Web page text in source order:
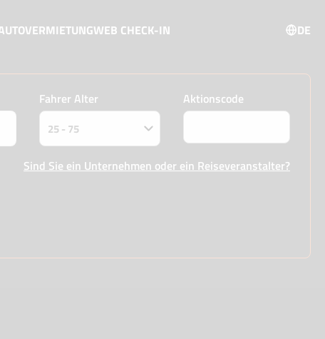
WEB CHECK-IN DE
Fahrer Alter Aktionscode
Sind Sie ein Unternehmen oder ein Reiseveranstalter?